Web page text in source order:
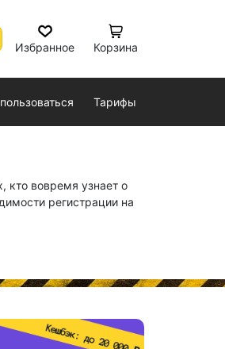
Избранное Корзина
Тарифы
кто вовремя узнает о
регистрации на